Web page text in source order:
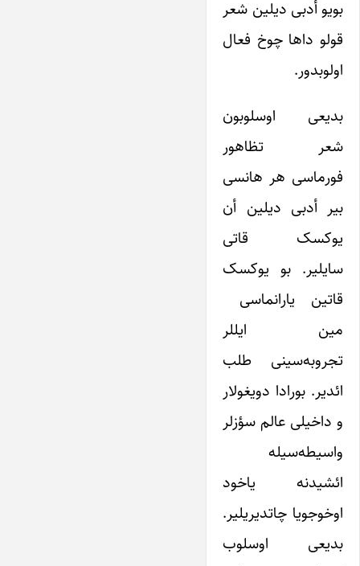
بویو أدبی دیلین شعر
قولو داها چوخ فعال
اولوبدور.
بدیعی اوسلوبون
شعر تظاهور
فورماسی هر هانسی
بیر أدبی دیلین أن
یوکسک قاتی
سایلیر. بو یوکسک
قاتین یارانماسی
مین ایللر
تجروبه‌سینی طلب
ائدیر. بورادا دویغولار
و داخیلی عالم سؤزلر
واسیطه‌سیله
ائشیدنه یاخود
اوخوجویا چاتدیریلیر.
بدیعی اوسلوب